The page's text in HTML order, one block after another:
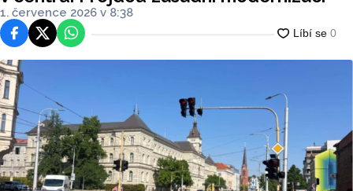
1. července 2026 v 8:38
FacebookPlatforma X
WhatsApp